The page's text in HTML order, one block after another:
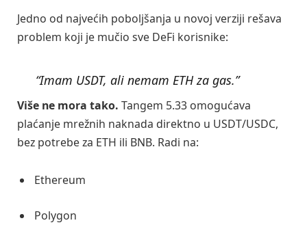
Jedno od najvećih poboljšanja u novoj verziji rešava
problem koji je mučio sve DeFi korisnike:
“Imam USDT, ali nemam ETH za gas.”
Više ne mora tako. Tangem 5.33 omogućava
plaćanje mrežnih naknada direktno u USDT/USDC,
bez potrebe za ETH ili BNB. Radi na:
Ethereum
Polygon